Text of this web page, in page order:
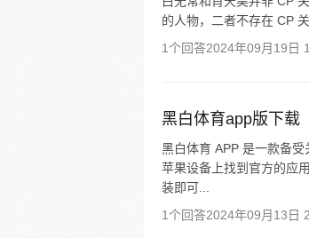
的人物，二者不存在 CP
1个回答2024年09月19日
黑白体育app版下载
黑白体育 APP 是一款备
苹果设备上找到官方的应
装即可...
1个回答2024年09月13日